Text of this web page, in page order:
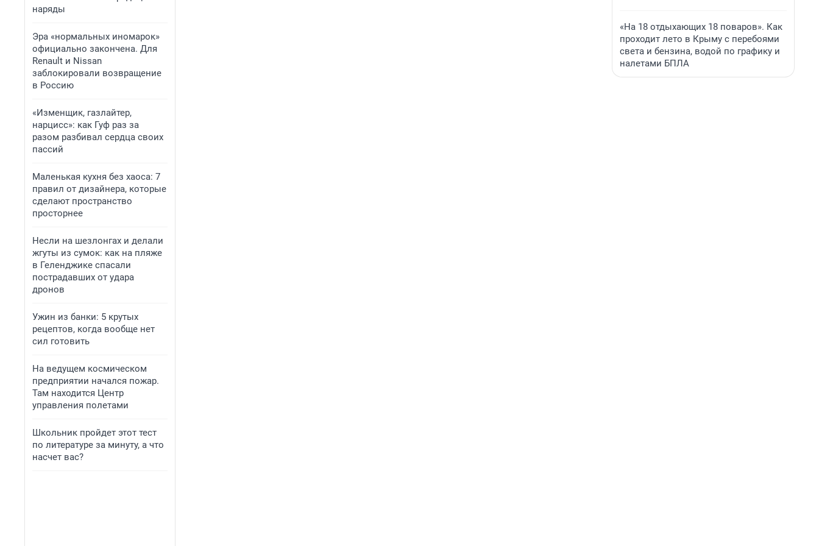
наряды
Эра «нормальных иномарок»
официально закончена. Для
Renault и Nissan
заблокировали возвращение
в Россию
«Изменщик, газлайтер,
нарцисс»: как Гуф раз за
разом разбивал сердца своих
пассий
Маленькая кухня без хаоса: 7
правил от дизайнера, которые
сделают пространство
просторнее
Несли на шезлонгах и делали
жгуты из сумок: как на пляже
в Геленджике спасали
пострадавших от удара
дронов
Ужин из банки: 5 крутых
рецептов, когда вообще нет
сил готовить
На ведущем космическом
предприятии начался пожар.
Там находится Центр
управления полетами
Школьник пройдет этот тест
по литературе за минуту, а что
насчет вас?
«На 18 отдыхающих 18 поваров». Как
проходит лето в Крыму с перебоями
света и бензина, водой по графику и
налетами БПЛА